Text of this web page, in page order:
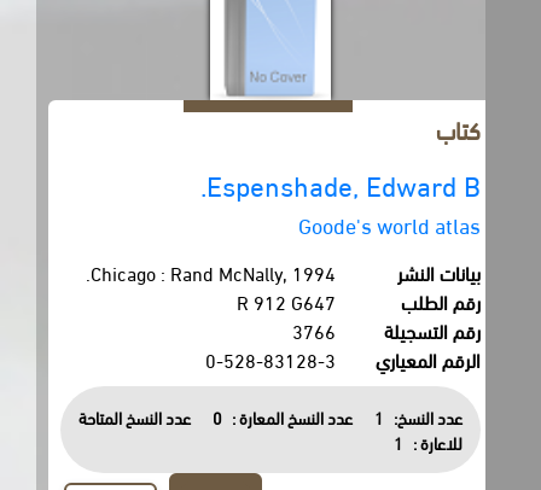
Espenshade, Edward B.
Goode's world atlas
بيانات النشر
Chicago : Rand McNally, 1994.
رقم الطلب
R 912 G647
رقم التسجيلة
3766
الرقم المعياري
0-528-83128-3
عدد النسخ: 1 عدد النسخ المعارة : 0
عدد النسخ المتاحة
للاعارة :
1